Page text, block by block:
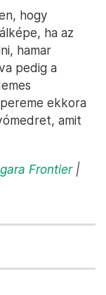
hogy
ha az
hamar
pedig a
ekkora
amit
Frontier|